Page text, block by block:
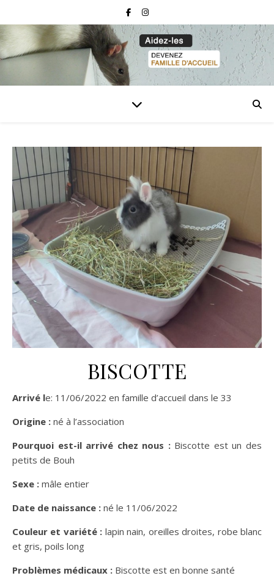
BISCOTTE
Arrivé le: 11/06/2022 en famille d’accueil dans le 33
Origine : né à l’association
Pourquoi est-il arrivé chez nous :Biscotte est un des
petits de Bouh
Sexe : mâle entier
Date de naissance : né le 11/06/2022
Couleur et variété : lapin nain, oreilles droites, robe blanc
et gris, poils long
Problèmes médicaux : Biscotte est en bonne santé